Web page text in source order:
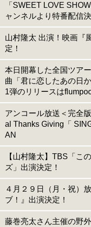
「SWEET LOVE
ャンネルより特番配信決
山村隆太 出演！映画『
定！
本日開幕した全国ツア
曲「君に恋したあの日
1弾のリリースは
アンコール放送＜完全
al Thanks Giving「
AN
【山村隆太】TBS「こ
ズ」出演決定！
４月２９日（月・祝）
ブ！』出演決定！
藤巻亮太さん主催の野